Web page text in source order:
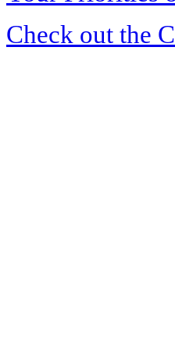
Check out the